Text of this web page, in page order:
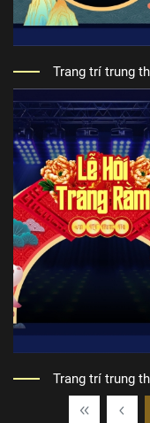
Trang trí trung
Trang trí trung